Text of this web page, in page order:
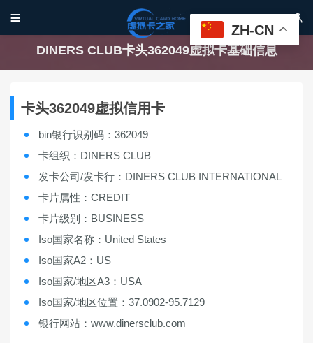
 
DINERS CLUB卡头362049虚拟卡基础信息
卡头362049虚拟信用卡
bin银行识别码：362049
卡组织：DINERS CLUB
发卡公司/发卡行：DINERS CLUB INTERNATIONAL
卡片属性：CREDIT
卡片级别：BUSINESS
Iso国家名称：United States
Iso国家A2：US
Iso国家/地区A3：USA
Iso国家/地区位置：37.0902-95.7129
银行网站：www.dinersclub.com
ZH-CN